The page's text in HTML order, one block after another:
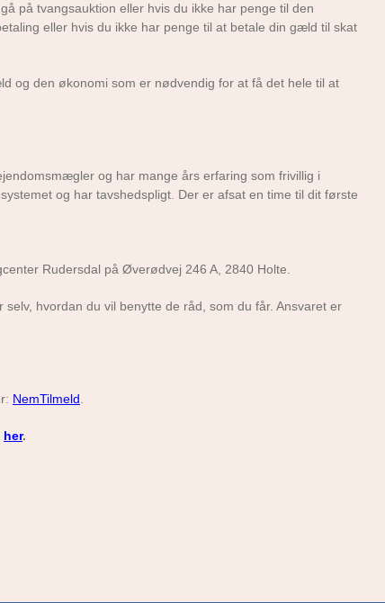
på tvangsauktion eller hvis du ikke har penge til den
eller hvis du ikke har penge til at betale din gæld til skat
og den økonomi som er nødvendig for at få det hele til at
og har mange års erfaring som frivillig i
og har tavshedspligt. Der er afsat en time til dit første
Rudersdal på Øverødvej 246 A, 2840 Holte.
hvordan du vil benytte de råd, som du får. Ansvaret er
NemTilmeld.
her.